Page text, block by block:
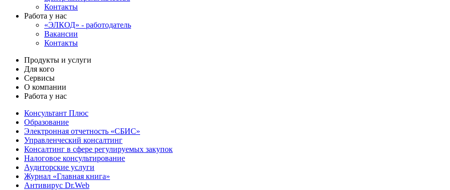
Контакты
Работа у нас
«ЭЛКОД» - работодатель
Вакансии
Контакты
Продукты и услуги
Для кого
Сервисы
О компании
Работа у нас
Консультант Плюс
Образование
Электронная отчетность «СБИС»
Управленческий консалтинг
Консалтинг в сфере регулируемых закупок
Налоговое консультирование
Аудиторские услуги
Журнал «Главная книга»
Антивирус Dr.Web